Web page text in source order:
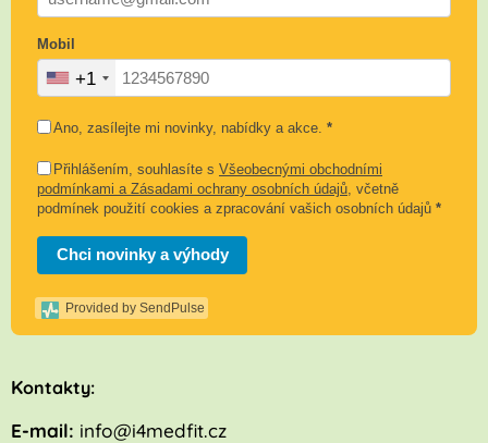
Mobil
+1
Ano, zasílejte mi novinky, nabídky a akce. *
Přihlášením, souhlasíte s Všeobecnými obchodními
podmínkami a Zásadami ochrany osobních údajů, včetně
podmínek použití cookies a zpracování vašich osobních údajů *
Chci novinky a výhody
Provided by SendPulse
Kontakty:
E-mail: info@i4medfit.cz